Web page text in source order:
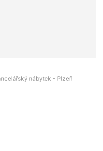
nábytek - Plzeň